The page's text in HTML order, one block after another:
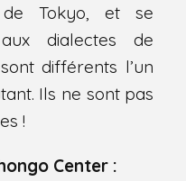
Tokyo, et se
dialectes de
différents l’un
Ils ne sont pas
!
Center :